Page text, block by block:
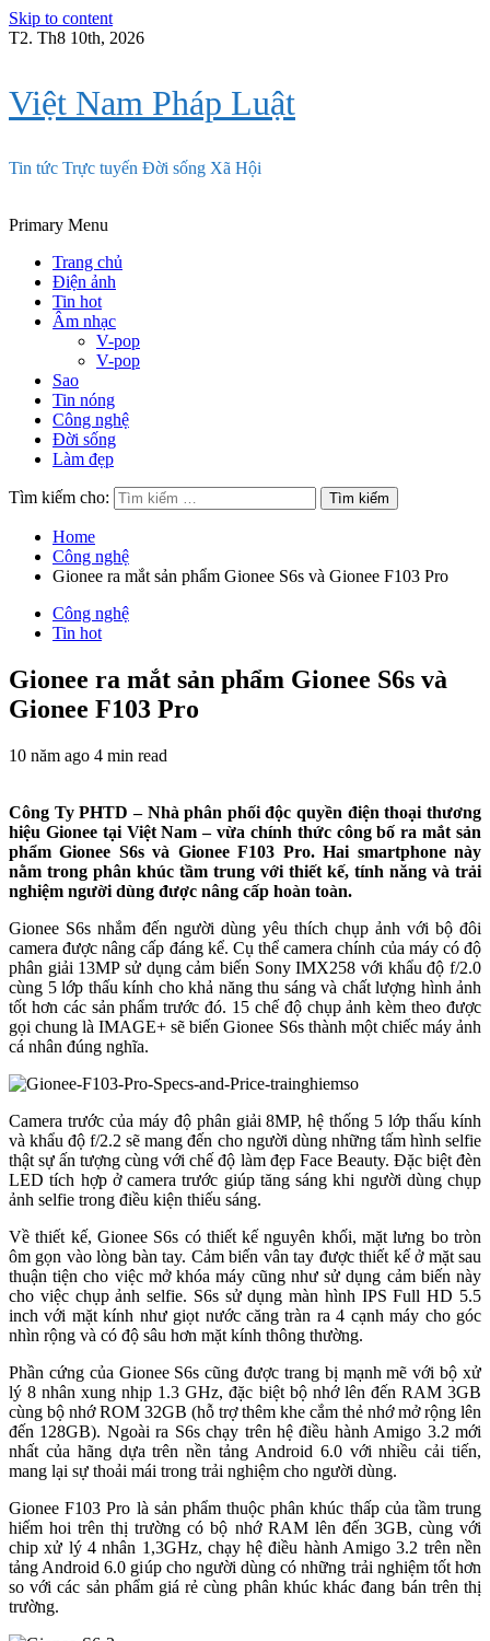
Skip to content
T2. Th8 10th, 2026
Việt Nam Pháp Luật
Tin tức Trực tuyến Đời sống Xã Hội
Primary Menu
Trang chủ
Điện ảnh
Tin hot
Âm nhạc
V-pop
V-pop
Sao
Tin nóng
Công nghệ
Đời sống
Làm đẹp
Tìm kiếm cho:
Home
Công nghệ
Gionee ra mắt sản phẩm Gionee S6s và Gionee F103 Pro
Công nghệ
Tin hot
Gionee ra mắt sản phẩm Gionee S6s và
Gionee F103 Pro
10 năm ago 4 min read
Công Ty PHTD – Nhà phân phối độc quyền điện thoại thương
hiệu Gionee tại Việt Nam – vừa chính thức công bố ra mắt sản
phẩm Gionee S6s và Gionee F103 Pro. Hai smartphone này
nằm trong phân khúc tầm trung với thiết kế, tính năng và trải
nghiệm người dùng được nâng cấp hoàn toàn.
Gionee S6s nhắm đến người dùng yêu thích chụp ảnh với bộ đôi
camera được nâng cấp đáng kể. Cụ thể camera chính của máy có độ
phân giải 13MP sử dụng cảm biến Sony IMX258 với khẩu độ f/2.0
cùng 5 lớp thấu kính cho khả năng thu sáng và chất lượng hình ảnh
tốt hơn các sản phẩm trước đó. 15 chế độ chụp ảnh kèm theo được
gọi chung là IMAGE+ sẽ biến Gionee S6s thành một chiếc máy ảnh
cá nhân đúng nghĩa.
Camera trước của máy độ phân giải 8MP, hệ thống 5 lớp thấu kính
và khẩu độ f/2.2 sẽ mang đến cho người dùng những tấm hình selfie
thật sự ấn tượng cùng với chế độ làm đẹp Face Beauty. Đặc biệt đèn
LED tích hợp ở camera trước giúp tăng sáng khi người dùng chụp
ảnh selfie trong điều kiện thiếu sáng.
Về thiết kế, Gionee S6s có thiết kế nguyên khối, mặt lưng bo tròn
ôm gọn vào lòng bàn tay. Cảm biến vân tay được thiết kế ở mặt sau
thuận tiện cho việc mở khóa máy cũng như sử dụng cảm biến này
cho việc chụp ảnh selfie. S6s sử dụng màn hình IPS Full HD 5.5
inch với mặt kính như giọt nước căng tràn ra 4 cạnh máy cho góc
nhìn rộng và có độ sâu hơn mặt kính thông thường.
Phần cứng của Gionee S6s cũng được trang bị mạnh mẽ với bộ xử
lý 8 nhân xung nhịp 1.3 GHz, đặc biệt bộ nhớ lên đến RAM 3GB
cùng bộ nhớ ROM 32GB (hỗ trợ thêm khe cắm thẻ nhớ mở rộng lên
đến 128GB). Ngoài ra S6s chạy trên hệ điều hành Amigo 3.2 mới
nhất của hãng dựa trên nền tảng Android 6.0 với nhiều cải tiến,
mang lại sự thoải mái trong trải nghiệm cho người dùng.
Gionee F103 Pro là sản phẩm thuộc phân khúc thấp của tầm trung
hiếm hoi trên thị trường có bộ nhớ RAM lên đến 3GB, cùng với
chip xử lý 4 nhân 1,3GHz, chạy hệ điều hành Amigo 3.2 trên nền
tảng Android 6.0 giúp cho người dùng có những trải nghiệm tốt hơn
so với các sản phẩm giá rẻ cùng phân khúc khác đang bán trên thị
trường.